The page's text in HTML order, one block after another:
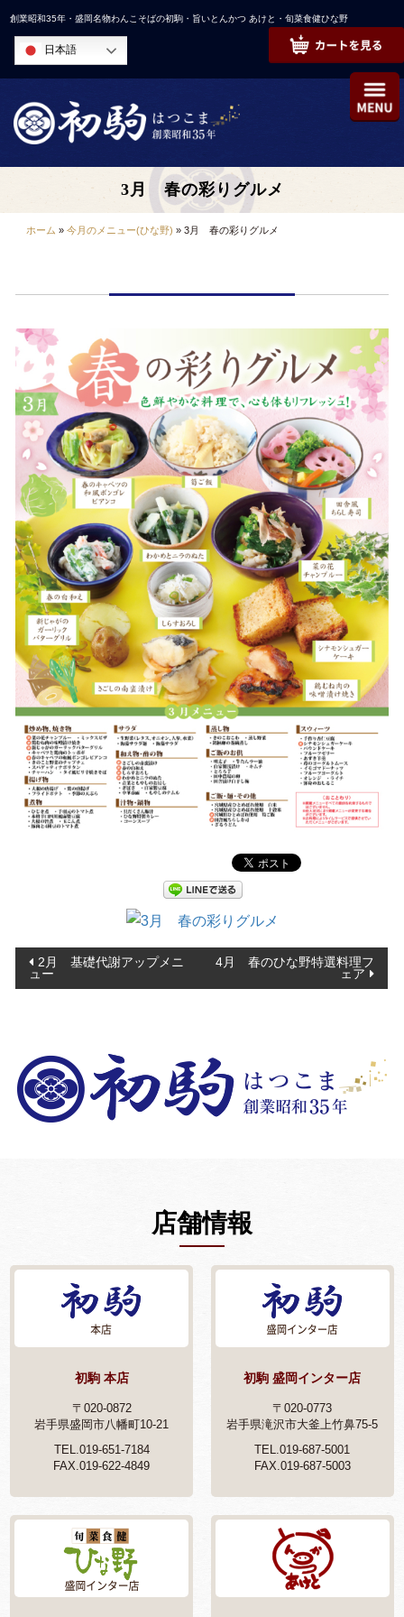
ン
キ
プ
創業昭和35年・盛岡名物わんこそばの初駒・旨いとんかつ あけと・旬菜食健ひな野
日本語
3月 春の彩りグルメ
ホーム »今月のメニュー(ひな野) »3月 春の彩りグルメ
投
稿
ゲ
ー
シ
2月 基礎代謝アップメニ
ュー
4月 春のひな野特選料理フ
ェア
店舗情報
初駒 本店
〒020-0872
岩手県盛岡市八幡町10-21
TEL.019-651-7184
FAX.019-622-4849
初駒 盛岡インター店
〒020-0773
岩手県滝沢市大釜上竹鼻75-5
TEL.019-687-5001
FAX.019-687-5003